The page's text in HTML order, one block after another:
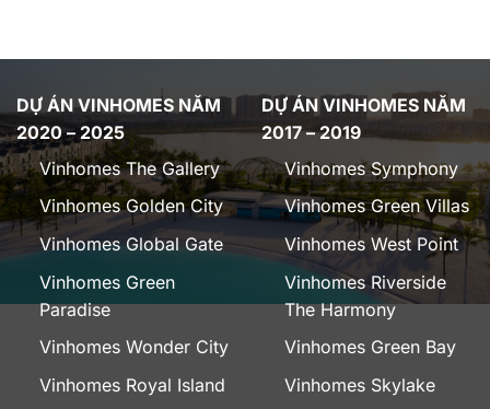
DỰ ÁN VINHOMES NĂM
2020 – 2025
Vinhomes The Gallery
Vinhomes Golden City
Vinhomes Global Gate
Vinhomes Green
Paradise
Vinhomes Wonder City
Vinhomes Royal Island
DỰ ÁN VINHOMES NĂM
2017 – 2019
Vinhomes Symphony
Vinhomes Green Villas
Vinhomes West Point
Vinhomes Riverside
The Harmony
Vinhomes Green Bay
Vinhomes Skylake